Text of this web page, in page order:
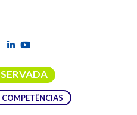
COMPETÊNCIAS